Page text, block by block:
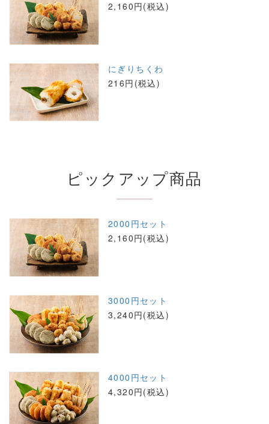
2,160円(税込)
にぎりちくわ
216円(税込)
ピックアップ商品
2000円セット
2,160円(税込)
3000円セット
3,240円(税込)
4000円セット
4,320円(税込)